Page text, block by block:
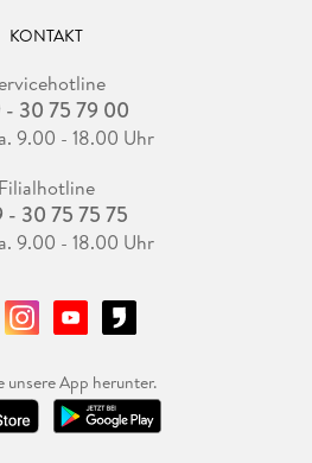
KONTAKT
30 75 79 00
9.00 - 18.00 Uhr
Filialhotline
- 30 75 75 75
9.00 - 18.00 Uhr
unsere App herunter.